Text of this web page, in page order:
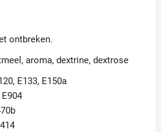
ontbreken.
aroma, dextrine, dextrose
E133, E150a